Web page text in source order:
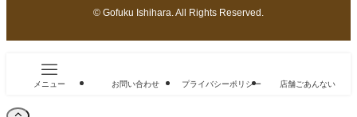
© Gofuku Ishihara. All Rights Reserved.
メニュー お問い合わせ プライバシーポリシー 店舗ごあんない